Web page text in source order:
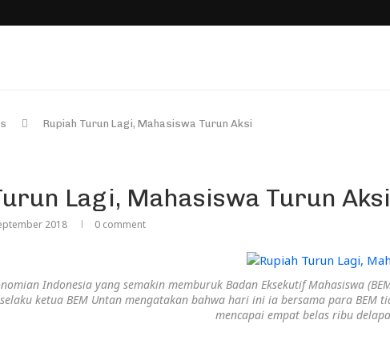
Rupiah Turun Lagi, Mahasiswa Turun Aksi
Lagi, Mahasiswa Turun Aksi
2018 0 comment
Indonesia yang semakin memburuk Badan Eksekutif Mahasiswa
ketua BEM Untan mengatakan bahwa hari ini ia bersama para
mencapai empat belas ribu